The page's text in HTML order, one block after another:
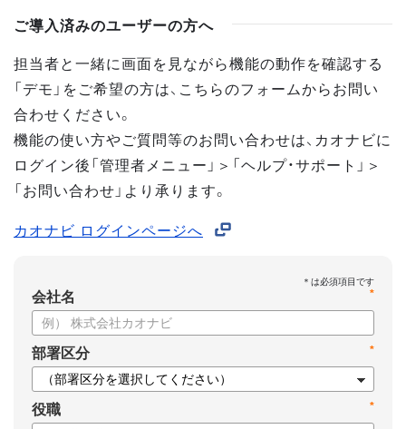
ご導入済みのユーザーの方へ
担当者と一緒に画面を見ながら機能の動作を確認する
「デモ」をご希望の方は、こちらのフォームからお問い
合わせください。
機能の使い方やご質問等のお問い合わせは、カオナビに
ログイン後「管理者メニュー」＞「ヘルプ・サポート」＞
「お問い合わせ」より承ります。
カオナビ ログインページへ
*
会社名
*
部署区分
*
役職